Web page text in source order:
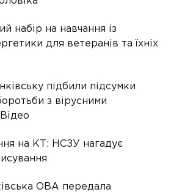
набір на навчання із
для ветеранів та їхніх
підбили підсумки
з вірусними
на КТ: НСЗУ нагадує
ОВА передала